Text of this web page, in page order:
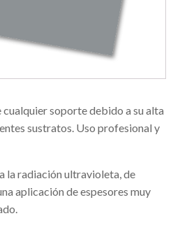
soporte debido a su alta
sustratos. Uso profesional y
la radiación ultravioleta, de
aplicación de espesores muy